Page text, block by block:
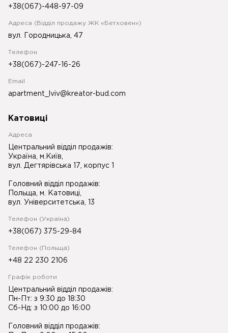
+38(067)-448-97-09
Адреса (Відділ продажу ЖК «Бетховен»)
вул. Городницька, 47
Телефон
+38(067)-247-16-26
Email
apartment_lviv@kreator-bud.com
Катовиці
Адреса
Центральний відділ продажів:
Україна, м.Київ,
вул. Дегтярівська 17, корпус 1
Головний відділ продажів:
Польща, м. Катовиці,
вул. Університетська, 13
Телефон (Україна)
+38(067) 375-29-84
Телефон (Польща)
+48 22 230 2106
Графік роботи
Центральний відділ продажів:
Пн-Пт: з 9:30 до 18:30
Сб-Нд: з 10:00 до 16:00
Головний відділ продажів: